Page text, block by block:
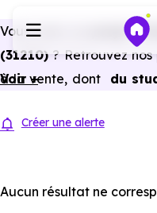
Investir
Vous avez un
projet
(31210) ? Retrouvez nos
à la vente, dont
du
avantages du neuf :
Voir +
Créer une alerte
Aucun résultat ne